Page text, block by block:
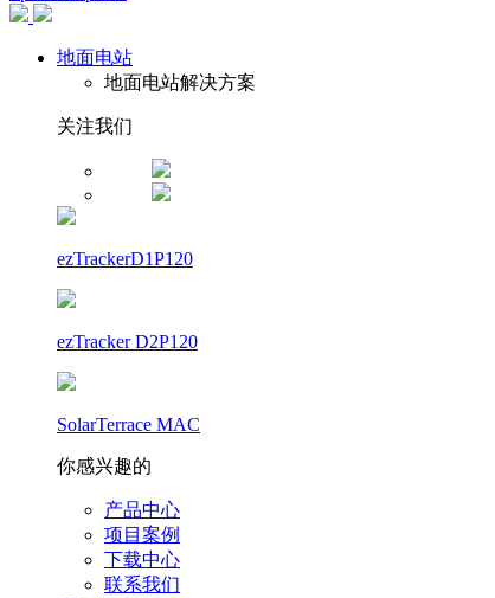
地面电站
地面电站解决方案
关注我们
ezTrackerD1P120
ezTracker D2P120
SolarTerrace MAC
你感兴趣的
产品中心
项目案例
下载中心
联系我们